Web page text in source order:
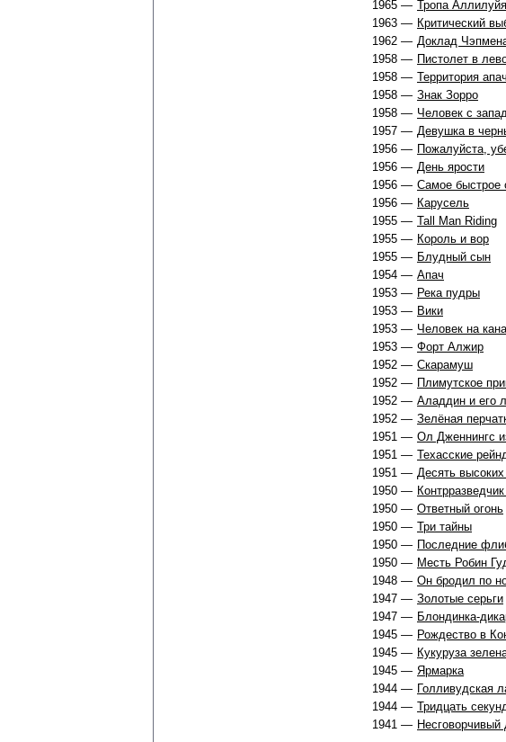
1965 — Тропа Аллилуйя
1963 — Критический
1962 — Доклад
1958 — Пистолет в
1958 — Территория
1958 — Знак Зорро
1958 — Человек с
1957 — Девушка в
1956 — Пожалуйста,
1956 — День ярости
1956 — Самое быстрое
1956 — Карусель
1955 — Tall Man Riding
1955 — Король и вор
1955 — Блудный сын
1954 — Апач
1953 — Река пудры
1953 — Вики
1953 — Человек на
1953 — Форт Алжир
1952 — Скарамуш
1952 — Плимутское
1952 — Аладдин и его
1952 — Зелёная
1951 — Ол Дженнингс
1951 — Техасские
1951 — Десять
1950 —
1950 — Ответный огонь
1950 — Три тайны
1950 — Последние
1950 — Месть Робин
1948 — Он бродил по
1947 — Золотые серьги
1947 — Блондинка-
1945 — Рождество в
1945 — Кукуруза
1945 — Ярмарка
1944 — Голливудская
1944 — Тридцать
1941 — Несговорчивый